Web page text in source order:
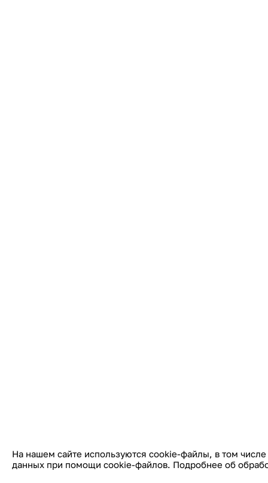
На нашем сайте используются cookie-файлы, в том
данных при помощи cookie-файлов. Подробнее об